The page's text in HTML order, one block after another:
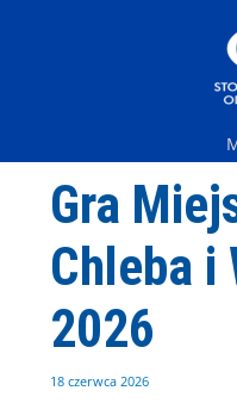
Gra
Chleba i
2026
18 czerwca 2026